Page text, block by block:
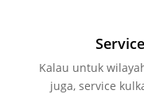
Kalau untuk
juga, service